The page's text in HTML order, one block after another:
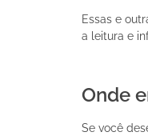
Essas e
a leitura e
Onde
Se você